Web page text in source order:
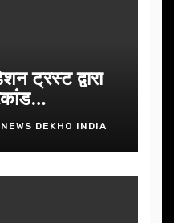
ट्रस्ट द्वारा
NEWS DEKHO INDIA